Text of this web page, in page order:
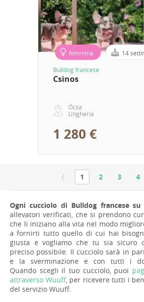
femmina 14
Bulldog francese
Csinos
Ócsa
Ungheria
1 280 €
1 2 3 4
Ogni cucciolo di Bulldog francese su
allevatori verificati, che si prendono
che li iniziano alla vita nel modo
a fornirti tutto quello di cui hai
giusta e vogliamo che tu sia
preciso possibile. Il cucciolo sarà in
e la sverminazione e con tutti i
Quando scegli il tuo cucciolo, puoi
attraverso Wuuff, per ricevere tutti i
del servizio Wuuff.